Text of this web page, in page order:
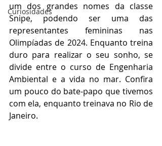
Curiosidades
um dos grandes nomes da classe
Snipe, podendo ser uma das
representantes femininas nas
Olimpíadas de 2024. Enquanto treina
duro para realizar o seu sonho, se
divide entre o curso de Engenharia
Ambiental e a vida no mar. Confira
um pouco do bate-papo que tivemos
com ela, enquanto treinava no Rio de
Janeiro.